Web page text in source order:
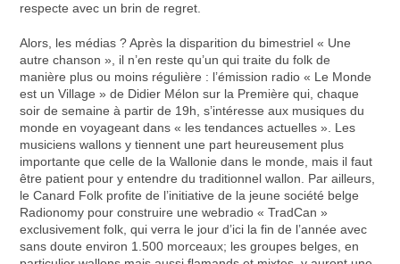
respecte avec un brin de regret.
Alors, les médias ? Après la disparition du bimestriel « Une
autre chanson », il n’en reste qu’un qui traite du folk de
manière plus ou moins régulière : l’émission radio « Le Monde
est un Village » de Didier Mélon sur la Première qui, chaque
soir de semaine à partir de 19h, s’intéresse aux musiques du
monde en voyageant dans « les tendances actuelles ». Les
musiciens wallons y tiennent une part heureusement plus
importante que celle de la Wallonie dans le monde, mais il faut
être patient pour y entendre du traditionnel wallon. Par ailleurs,
le Canard Folk profite de l’initiative de la jeune société belge
Radionomy pour construire une webradio « TradCan »
exclusivement folk, qui verra le jour d’ici la fin de l’année avec
sans doute environ 1.500 morceaux; les groupes belges, en